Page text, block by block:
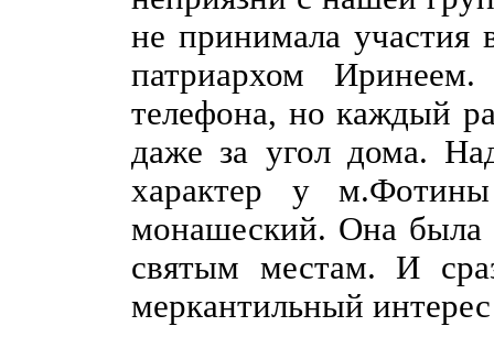
не принимала участия
патриархом
телефона, но каждый
дажеза угол дома.
характер у
монашеский. Она была
святым местам. И
меркантильный